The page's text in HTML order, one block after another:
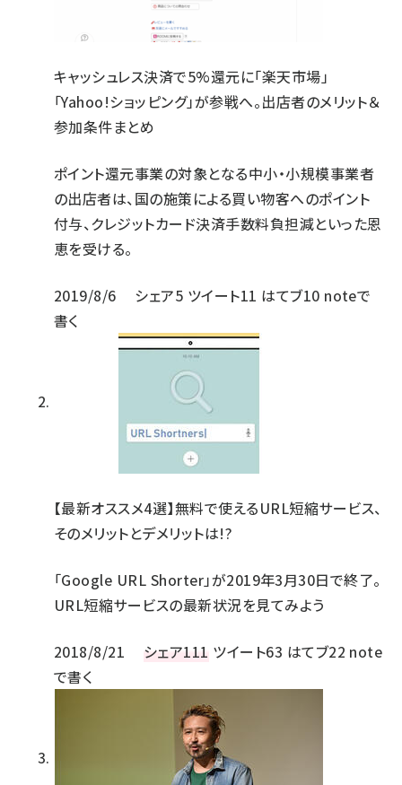
キャッシュレス決済で5%還元に「楽天市場」
「Yahoo!ショッピング」が参戦へ。出店者のメリット＆
参加条件まとめ
ポイント還元事業の対象となる中小・小規模事業者
の出店者は、国の施策による買い物客へのポイント
付与、クレジットカード決済手数料負担減といった恩
恵を受ける。
2019/8/6 シェア5 ツイート11 はてブ10 noteで
書く
【最新オススメ4選】無料で使えるURL短縮サービス、
そのメリットとデメリットは!?
「Google URL Shorter」が2019年3月30日で終了。
URL短縮サービスの最新状況を見てみよう
2018/8/21 シェア111 ツイート63 はてブ22 note
で書く